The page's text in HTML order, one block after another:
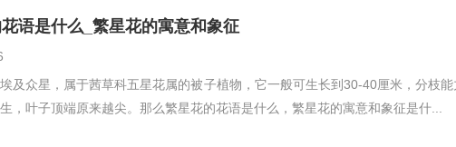
语是什么_繁星花的寓意和象征
及众星，属于茜草科五星花属的被子植物，它一般可生长到30-40厘米，分枝能
，叶子顶端原来越尖。那么繁星花的花语是什么，繁星花的寓意和象征是什...